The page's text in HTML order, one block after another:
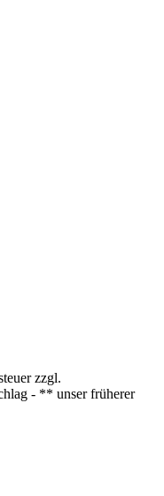
zzgl.
- ** unser früherer